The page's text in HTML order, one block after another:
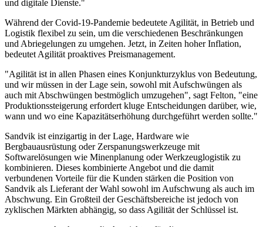
und digitale Dienste."
Während der Covid-19-Pandemie bedeutete Agilität, in Betrieb und
Logistik flexibel zu sein, um die verschiedenen Beschränkungen
und Abriegelungen zu umgehen. Jetzt, in Zeiten hoher Inflation,
bedeutet Agilität proaktives Preismanagement.
"Agilität ist in allen Phasen eines Konjunkturzyklus von Bedeutung,
und wir müssen in der Lage sein, sowohl mit Aufschwüngen als
auch mit Abschwüngen bestmöglich umzugehen", sagt Felton, "eine
Produktionssteigerung erfordert kluge Entscheidungen darüber, wie,
wann und wo eine Kapazitätserhöhung durchgeführt werden sollte."
Sandvik ist einzigartig in der Lage, Hardware wie
Bergbauausrüstung oder Zerspanungswerkzeuge mit
Softwarelösungen wie Minenplanung oder Werkzeuglogistik zu
kombinieren. Dieses kombinierte Angebot und die damit
verbundenen Vorteile für die Kunden stärken die Position von
Sandvik als Lieferant der Wahl sowohl im Aufschwung als auch im
Abschwung. Ein Großteil der Geschäftsbereiche ist jedoch von
zyklischen Märkten abhängig, so dass Agilität der Schlüssel ist.